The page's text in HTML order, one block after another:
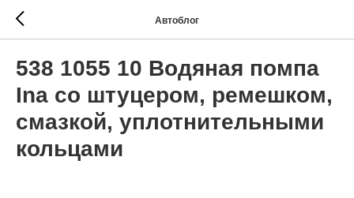
Автоблог
538 1055 10 Водяная помпа
Ina со штуцером, ремешком,
смазкой, уплотнительными
кольцами